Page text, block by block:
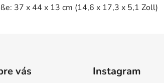
37 x 44 x 13 cm (14,6 x 17,3 x 5,1 Zoll)
vás Instagram